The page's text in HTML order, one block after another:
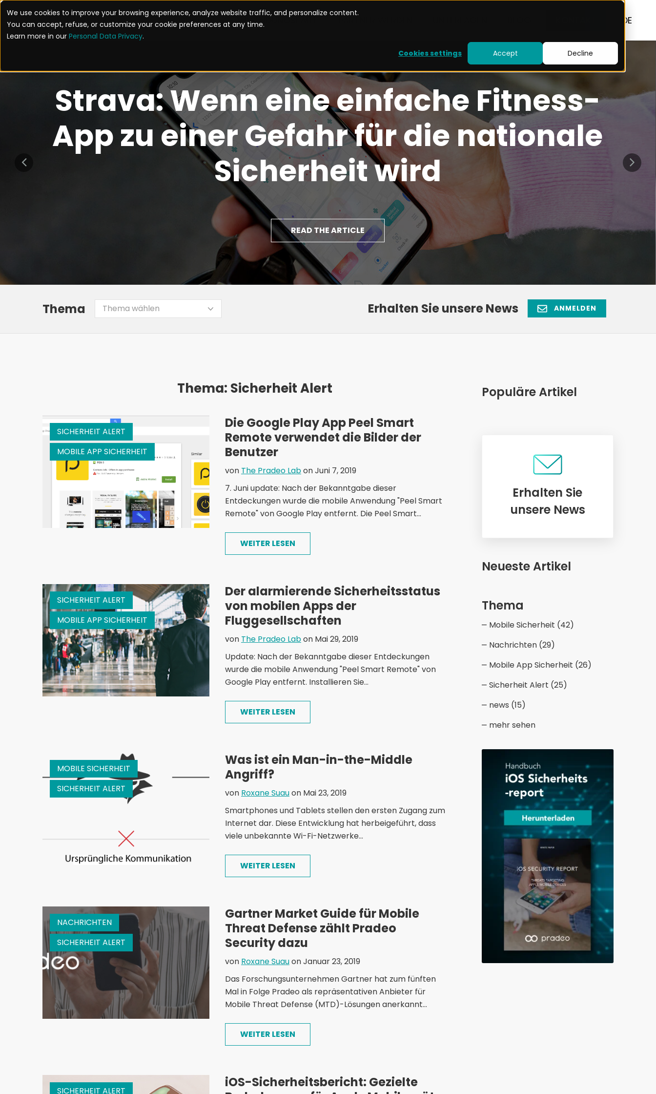
We use cookies to improve your browsing experience, analyze website traffic, and personalize content.
You can accept, refuse, or customize your cookie preferences at any time.
Learn more in our Personal Data Privacy.
Cookies settings
Accept Decline
LÖSUNGEN ANWENDUNGSFÄLLE DE
Strava: Wenn eine einfache Fitness-
App zu einer Gefahr für die nationale
Sicherheit wird
READ THE ARTICLE
Thema Thema wählen Erhalten Sie unsere News ANMELDEN
Thema: Sicherheit Alert
SICHERHEIT ALERT
MOBILE APP SICHERHEIT
Die Google Play App Peel Smart
Remote verwendet die Bilder der
Benutzer
von The Pradeo Labon Juni 7, 2019
7. Juni update: Nach der Bekanntgabe dieser
Entdeckungen wurde die mobile Anwendung "Peel Smart
Remote" von Google Play entfernt. Die Peel Smart...
WEITER LESEN
SICHERHEIT ALERT
MOBILE APP SICHERHEIT
Der alarmierende Sicherheitsstatus
von mobilen Apps der
Fluggesellschaften
von The Pradeo Labon Mai 29, 2019
Update: Nach der Bekanntgabe dieser Entdeckungen
wurde die mobile Anwendung "Peel Smart Remote" von
Google Play entfernt. Installieren Sie...
WEITER LESEN
MOBILE SICHERHEIT
SICHERHEIT ALERT
Was ist ein Man-in-the-Middle
Angriff?
von Roxane Suauon Mai 23, 2019
Smartphones und Tablets stellen den ersten Zugang zum
Internet dar. Diese Entwicklung hat herbeigeführt, dass
viele unbekannte Wi-Fi-Netzwerke...
WEITER LESEN
NACHRICHTEN
SICHERHEIT ALERT
Gartner Market Guide für Mobile
Threat Defense zählt Pradeo
Security dazu
von Roxane Suauon Januar 23, 2019
Das Forschungsunternehmen Gartner hat zum fünften
Mal in Folge Pradeo als repräsentativen Anbieter für
Mobile Threat Defense (MTD)-Lösungen anerkannt...
WEITER LESEN
SICHERHEIT ALERT
iOS-Sicherheitsbericht: Gezielte
Populäre Artikel
Erhalten Sie
unsere News
Neueste Artikel
Thema
Mobile Sicherheit (42)
Nachrichten (29)
Mobile App Sicherheit (26)
Sicherheit Alert (25)
news (15)
mehr sehen